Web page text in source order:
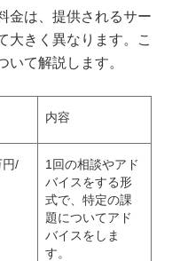
金は、提供されるサー
大きく異なります。こ
いて解説します。
内容
円/
1回の相談やアド
バイスをする形
式で、特定の課
題についてアド
バイスをしま
す。